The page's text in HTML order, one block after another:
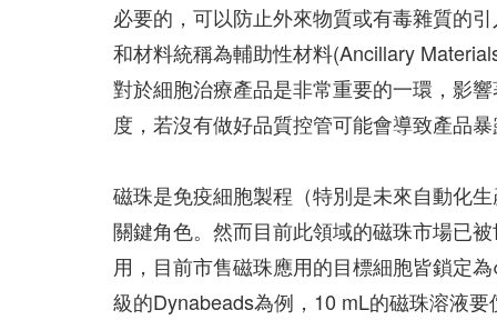
必要的，可以防止外來物質或有毒雜質的
和材料統稱為輔助性材料(Ancillary
對於細胞治療產品是非常重要的一環，影
度，若沒有做好品質控管可能會導致產品
磁珠是免疫細胞製程（特別是未來自動化
關鍵角色。然而目前此領域的磁珠市場已
用，目前市售磁珠應用的目標細胞皆鎖定
級的Dynabeads為例，10 mL的磁珠溶液